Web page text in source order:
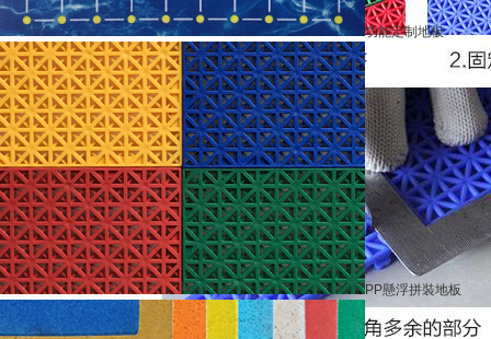
功能定制地板
PP懸浮拼裝地板